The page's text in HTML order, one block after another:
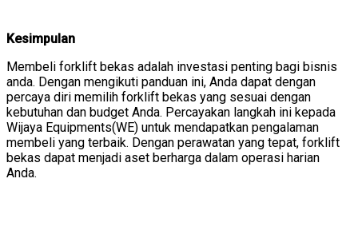
Kesimpulan
Membeli forklift bekas adalah investasi penting bagi bisnis
anda. Dengan mengikuti panduan ini, Anda dapat dengan
percaya diri memilih forklift bekas yang sesuai dengan
kebutuhan dan budget Anda. Percayakan langkah ini kepada
Wijaya Equipments(WE) untuk mendapatkan pengalaman
membeli yang terbaik. Dengan perawatan yang tepat, forklift
bekas dapat menjadi aset berharga dalam operasi harian
Anda.